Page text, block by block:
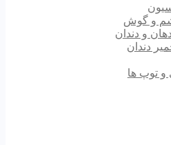
و گوش
و دندان
دندان
و توپ ها